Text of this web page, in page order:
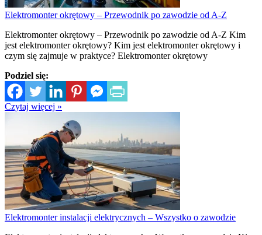
Elektromonter okrętowy – Przewodnik po zawodzie od A-Z
Elektromonter okrętowy – Przewodnik po zawodzie od A-Z Kim
jest elektromonter okrętowy? Kim jest elektromonter okrętowy i
czym się zajmuje w praktyce? Elektromonter okrętowy
Podziel się:
Czytaj więcej »
Elektromonter instalacji elektrycznych – Wszystko o zawodzie